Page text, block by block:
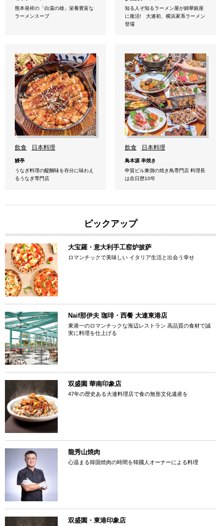
熊本発祥の「白湯の雄」栄養豊富な
ラーメンスープ
知る人ぞ知るラーメン屋が錦華銀座
に復活! 大連初、横浜家系ラーメン
登場
飲食 日本料理
鰻亭
うなぎ料理の醍醐味を存分に味わえ
るうなぎ専門店
飲食 日本料理
鳥本源 串焼き
申貿ビル東側の焼き鳥専門店 料理長
は在日歴10年
ピックアップ
大宝羅・意大利手工窑炉披萨
ロマンチックで美味しい イタリア生活と出会う幸せ
Naif那伊夫 珈琲・西餐 大連東港店
東港一のロマンチックな海辺レストラン 高品質の食材で誠
実に料理を仕上げる
双盛園 華南印象店
47年の歴史ある大連料理店で食の無形文化遺産を
龍秀山焼肉
心温まる韓国焼肉の時間を韓國人オーナーによる料理
双盛園・東港印象店